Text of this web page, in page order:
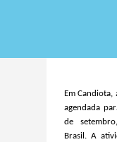
Em
agendada
de
Brasil. A